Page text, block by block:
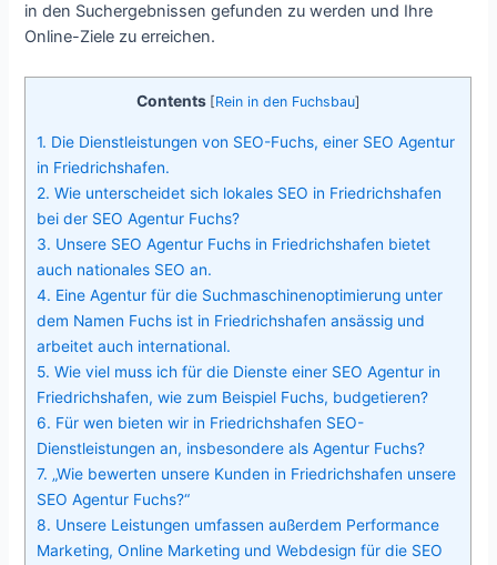
in den Suchergebnissen gefunden zu werden und Ihre
Online-Ziele zu erreichen.
Contents [Rein in den Fuchsbau]
1. Die Dienstleistungen von SEO-Fuchs, einer SEO Agentur
in Friedrichshafen.
2. Wie unterscheidet sich lokales SEO in Friedrichshafen
bei der SEO Agentur Fuchs?
3. Unsere SEO Agentur Fuchs in Friedrichshafen bietet
auch nationales SEO an.
4. Eine Agentur für die Suchmaschinenoptimierung unter
dem Namen Fuchs ist in Friedrichshafen ansässig und
arbeitet auch international.
5. Wie viel muss ich für die Dienste einer SEO Agentur in
Friedrichshafen, wie zum Beispiel Fuchs, budgetieren?
6. Für wen bieten wir in Friedrichshafen SEO-
Dienstleistungen an, insbesondere als Agentur Fuchs?
7. „Wie bewerten unsere Kunden in Friedrichshafen unsere
SEO Agentur Fuchs?“
8. Unsere Leistungen umfassen außerdem Performance
Marketing, Online Marketing und Webdesign für die SEO